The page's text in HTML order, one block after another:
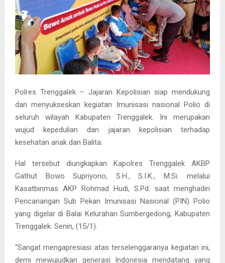
Polres Trenggalek – Jajaran Kepolisian siap mendukung
dan menyukseskan kegiatan Imunisasi nasional Polio di
seluruh wilayah Kabupaten Trenggalek. Ini merupakan
wujud kepedulian dan jajaran kepolisian terhadap
kesehatan anak dan Balita.
Hal tersebut diungkapkan Kapolres Trenggalek AKBP
Gathut Bowo Supriyono, S.H., S.I.K., M.Si. melalui
Kasatbinmas AKP Rohmad Hudi, S.Pd. saat menghadiri
Pencanangan Sub Pekan Imunisasi Nasional (PIN) Polio
yang digelar di Balai Kelurahan Sumbergedong, Kabupaten
Trenggalek. Senin, (15/1).
“Sangat mengapresiasi atas terselenggaranya kegiatan ini,
demi mewujudkan generasi Indonesia mendatang yang